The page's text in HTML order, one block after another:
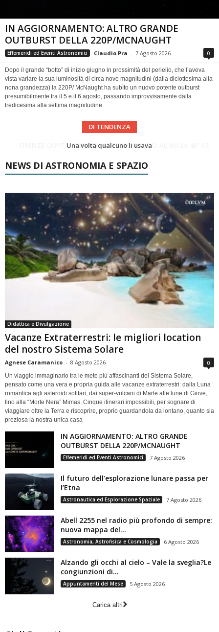
IN AGGIORNAMENTO: ALTRO GRANDE
OUTBURST DELLA 220P/MCNAUGHT
Effemeridi ed Eventi Astronomici Claudio Pra - 7 Agosto 2026 0
Dopo il grande “botto” di inizio giugno in prossimità del perielio, che l’aveva
vista variare la sua luminosità di circa nove magnitudini (dalla diciottesima alla
nona grandezza) la 220P/ McNaught ha subìto un nuovo potente outburst
presumibilmente tra il 5 e il 6 agosto, passando improvvisamente dalla
tredicesima alla settima magnitudine.
DI TENDENZA
Cielo del Mese di Agosto 2026
NEWS DI ASTRONOMIA E SPAZIO
Didattica e Divulgazione
Vacanze Extraterrestri: le migliori location
del nostro Sistema Solare
Agnese Caramanico - 8 Agosto 2026 0
Un viaggio immaginario tra le mete più affascinanti del Sistema Solare,
pensato come una vera e propria guida alle vacanze extraterrestri: dalla Luna
romantica agli asteroidi solitari, dai super-vulcani di Marte alle lune di Giove,
fino alla “Morte Nera” Mimas. Cinque itinerari impossibili, per sognare di
viaggiare oltre la Terra e riscoprire, proprio guardandola da lontano, quanto sia
preziosa la nostra unica casa
IN AGGIORNAMENTO: ALTRO GRANDE
OUTBURST DELLA 220P/MCNAUGHT
Effemeridi ed Eventi Astronomici 7 Agosto 2026
Il futuro dell’esplorazione lunare passa per
l’Etna
Astronautica ed Esplorazione Spaziale 7 Agosto 2026
Abell 2255 nel radio più profondo di sempre:
nuova mappa del...
Astronomia, Astrofisica e Cosmologia 6 Agosto 2026
Alzando gli occhi al cielo – Vale la sveglia?Le
congiunzioni di...
Appuntamenti del Mese 5 Agosto 2026
Carica altri